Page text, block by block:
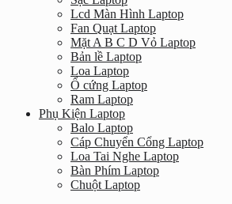
Lcd Màn Hình Laptop
Fan Quạt Laptop
Mặt A B C D Vỏ Laptop
Bản lề Laptop
Loa Laptop
Ổ cứng Laptop
Ram Laptop
Phụ Kiện Laptop
Balo Laptop
Cáp Chuyển Cổng Laptop
Loa Tai Nghe Laptop
Bàn Phím Laptop
Chuột Laptop